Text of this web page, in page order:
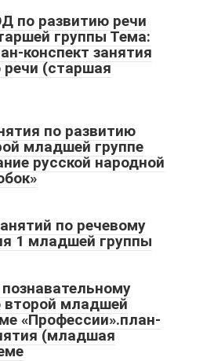
по развитию речи
группы Тема:
конспект занятия
речи (старшая
по развитию
младшей группе
русской народной
по речевому
1 младшей группы
второй младшей
«Профессии».план-
(младшая